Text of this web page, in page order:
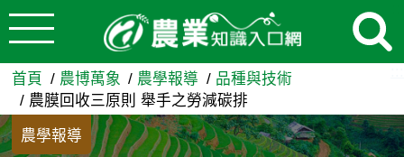
跳到主要內容
農膜回收三原則 舉手之勞減
首頁 農博萬象 農學報導
品種與技術
農膜回收三原則 舉手之勞減碳排
農學報導